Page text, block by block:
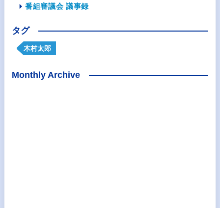
番組審議会 議事録
タグ
木村太郎
Monthly Archive